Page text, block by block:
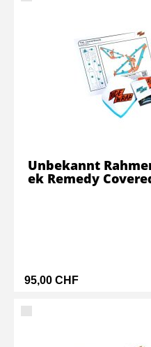
95,00 CHF
Unbekannt
ek Remedy